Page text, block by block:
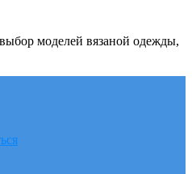
моделей вязаной одежды,